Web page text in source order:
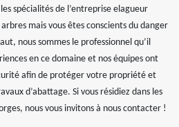
spécialités de l’entreprise elagueur
mais vous êtes conscients du danger
nous sommes le professionnel qu’il
en ce domaine et nos équipes ont
afin de protéger votre propriété et
d’abattage. Si vous résidiez dans les
nous vous invitons à nous contacter !